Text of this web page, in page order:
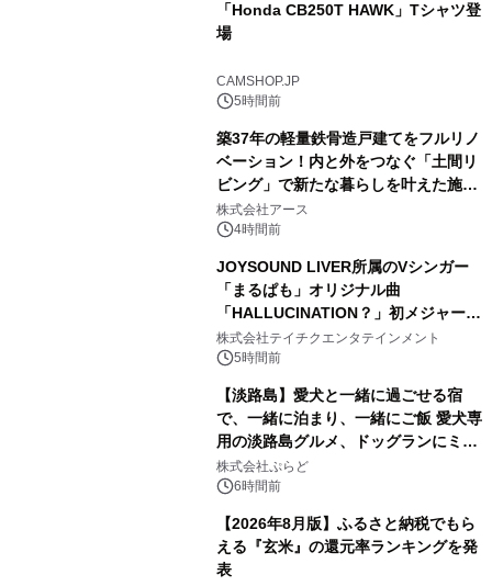
「Honda CB250T HAWK」Tシャツ登
場
CAMSHOP.JP
5時間前
築37年の軽量鉄骨造戸建てをフルリノ
ベーション！内と外をつなぐ「土間リ
ビング」で新たな暮らしを叶えた施工
事例を株式会社アースが公開
株式会社アース
4時間前
JOYSOUND LIVER所属のVシンガー
「まるぱも」オリジナル曲
「HALLUCINATION？」初メジャー配
信リリース決定！
株式会社テイチクエンタテインメント
5時間前
【淡路島】愛犬と一緒に過ごせる宿
で、一緒に泊まり、一緒にご飯 愛犬専
用の淡路島グルメ、ドッグランにミニ
プール グランピングとトレーラーハウ
スの2施設で
株式会社ぷらど
6時間前
【2026年8月版】ふるさと納税でもら
える『玄米』の還元率ランキングを発
表